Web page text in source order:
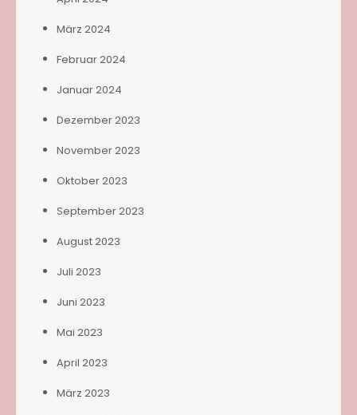
März 2024
Februar 2024
Januar 2024
Dezember 2023
November 2023
Oktober 2023
September 2023
August 2023
Juli 2023
Juni 2023
Mai 2023
April 2023
März 2023